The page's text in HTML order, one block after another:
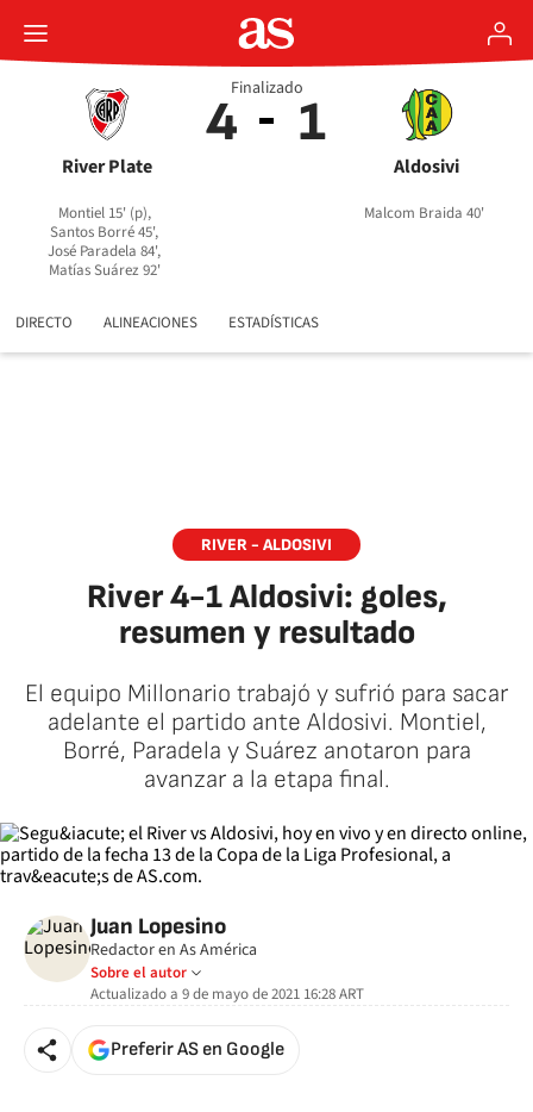
River Plate
4
Montiel 15' (p),
Santos Borré 45',
José Paradela 84',
Matías Suárez 92'
Aldosivi
1
Malcom Braida 40'
Finalizado
DIRECTO ALINEACIONES ESTADÍSTICAS
RIVER - ALDOSIVI
River 4-1 Aldosivi: goles,
resumen y resultado
El equipo Millonario trabajó y sufrió para sacar
adelante el partido ante Aldosivi. Montiel,
Borré, Paradela y Suárez anotaron para
avanzar a la etapa final.
Juan Lopesino
Redactor en As América
Sobre el autor
Actualizado a 9 de mayo de 2021 16:28ART
Preferir AS en Google